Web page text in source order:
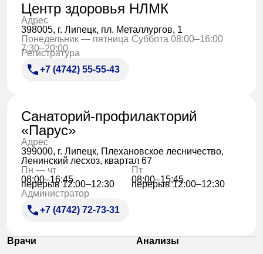
Центр здоровья НЛМК
Адрес
398005, г. Липецк, пл. Металлургов, 1
Понедельник — пятница
7:30–20:00
Суббота 08:00–16:00
Регистратура
+7 (4742) 55-55-43
Санаторий-профилакторий
«Парус»
Адрес
399000, г. Липецк, Плехановское лесничество,
Ленинский лесхоз, квартал 67
Пн — чт
08:00–16:45
перерыв 12:00–12:30
Пт
08:00–15:45
перерыв 12:00–12:30
Администратор
+7 (4742) 72-73-31
Врачи
Анализы